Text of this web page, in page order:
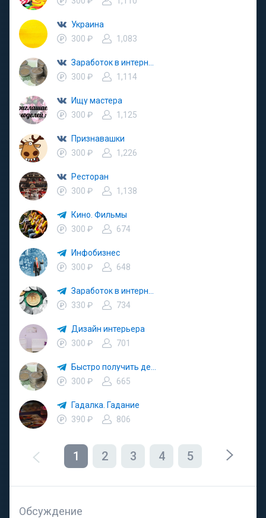
Украина
300 ₽
1,083
300 ₽
1,114
Ищу мастера
300 ₽
1,125
Признавашки
300 ₽
1,226
Ресторан
300 ₽
1,138
Кино. Фильмы
300 ₽
674
Инфобизнес
300 ₽
648
330 ₽
734
Дизайн интерьера
300 ₽
701
300 ₽
665
Гадалка. Гадание
390 ₽
806
1 2 3 4 5
Обсуждение